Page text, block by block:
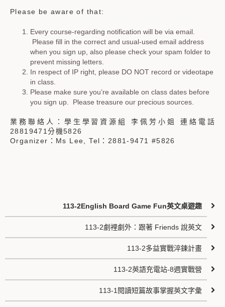
Please be aware of that:
Every course-regarding notification will be via email.
Please fill in the correct and usual-used email address
when you sign up, also please check your spam folder to
prevent missing letters.
In respect of IP right, please DO NOT record or videotape
in class.
Please make sure you’re available on class dates before
you sign up. Please treasure our precious sources.
業務聯絡人：學生學習資源組 李佩芳小姐 連絡電話
28819471分機5826
Organizer：Ms Lee, Tel：2881-9471 #5826
113-2English Board Game Fun英文桌遊趣
113-2劇裡劇外：跟著 Friends 說英文
113-2多益實戰淬鍊計畫
113-2英語充電站-8週實戰營
113-1閱讀短篇故事掌握英文字彙